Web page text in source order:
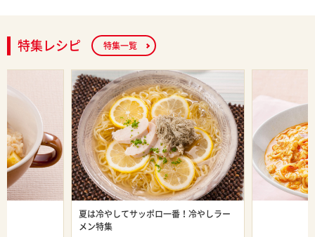
特集レシピ 特集一覧
夏は冷やしてサッポロ一番！冷やしラー
メン特集